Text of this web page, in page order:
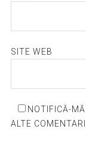
SITE WEB
NOTIFICĂ-
ALTE